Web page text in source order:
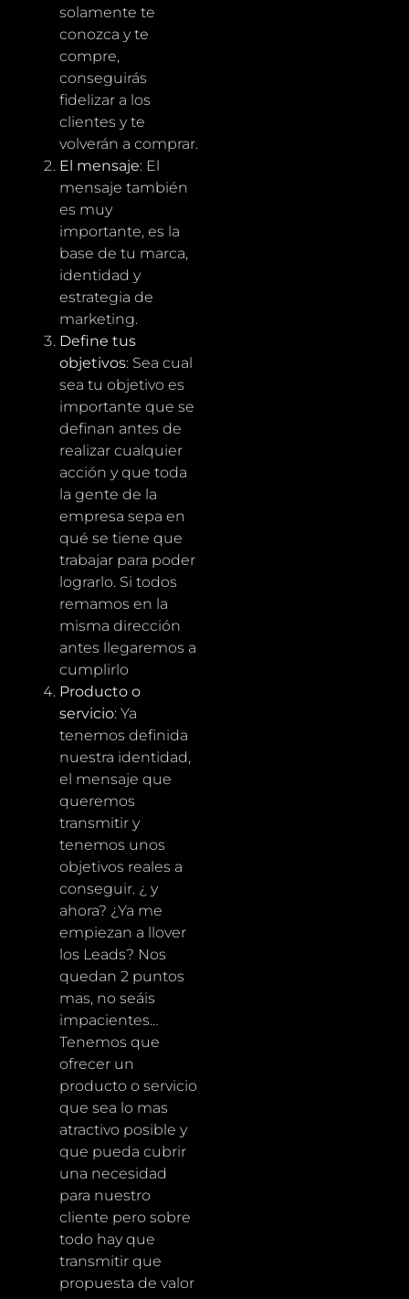
solamente te
conozca y te
compre,
conseguirás
fidelizar a los
clientes y te
volverán a comprar.
El mensaje: El
mensaje también
es muy
importante, es la
base de tu marca,
identidad y
estrategia de
marketing.
Define tus
objetivos: Sea cual
sea tu objetivo es
importante que se
definan antes de
realizar cualquier
acción y que toda
la gente de la
empresa sepa en
qué se tiene que
trabajar para poder
lograrlo. Si todos
remamos en la
misma dirección
antes llegaremos a
cumplirlo
Producto o
servicio: Ya
tenemos definida
nuestra identidad,
el mensaje que
queremos
transmitir y
tenemos unos
objetivos reales a
conseguir. ¿ y
ahora? ¿Ya me
empiezan a llover
los Leads? Nos
quedan 2 puntos
mas, no seáis
impacientes…
Tenemos que
ofrecer un
producto o servicio
que sea lo mas
atractivo posible y
que pueda cubrir
una necesidad
para nuestro
cliente pero sobre
todo hay que
transmitir que
propuesta de valor